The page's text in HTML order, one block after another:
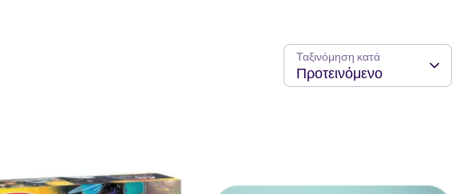
Ταξινόμηση κατά
Προτεινόμενο